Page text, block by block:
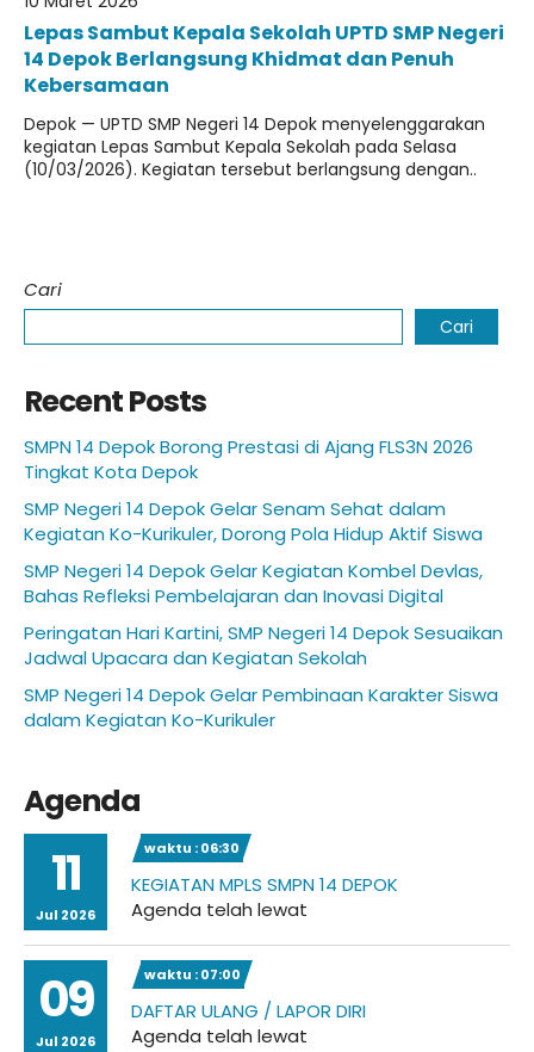
Lepas Sambut Kepala Sekolah UPTD SMP Negeri
14 Depok Berlangsung Khidmat dan Penuh
Kebersamaan
Depok — UPTD SMP Negeri 14 Depok menyelenggarakan
kegiatan Lepas Sambut Kepala Sekolah pada Selasa
(10/03/2026). Kegiatan tersebut berlangsung dengan..
Cari
Cari
Recent Posts
SMPN 14 Depok Borong Prestasi di Ajang FLS3N 2026
Tingkat Kota Depok
SMP Negeri 14 Depok Gelar Senam Sehat dalam
Kegiatan Ko-Kurikuler, Dorong Pola Hidup Aktif Siswa
SMP Negeri 14 Depok Gelar Kegiatan Kombel Devlas,
Bahas Refleksi Pembelajaran dan Inovasi Digital
Peringatan Hari Kartini, SMP Negeri 14 Depok Sesuaikan
Jadwal Upacara dan Kegiatan Sekolah
SMP Negeri 14 Depok Gelar Pembinaan Karakter Siswa
dalam Kegiatan Ko-Kurikuler
Agenda
11
Jul 2026
waktu : 06:30
KEGIATAN MPLS SMPN 14 DEPOK
Agenda telah lewat
09
Jul 2026
waktu : 07:00
DAFTAR ULANG / LAPOR DIRI
Agenda telah lewat